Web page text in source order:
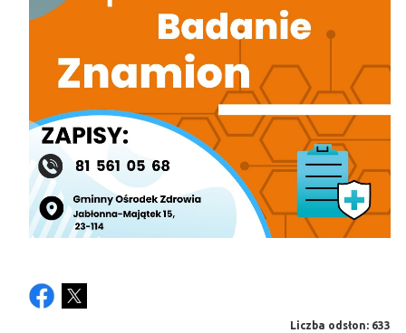
Liczba odsłon: 633